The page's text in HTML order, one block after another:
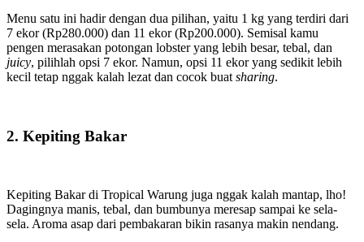
Menu satu ini hadir dengan dua pilihan, yaitu 1 kg yang terdiri dari
7 ekor (Rp280.000) dan 11 ekor (Rp200.000). Semisal kamu
pengen merasakan potongan lobster yang lebih besar, tebal, dan
juicy, pilihlah opsi 7 ekor. Namun, opsi 11 ekor yang sedikit lebih
kecil tetap nggak kalah lezat dan cocok buat sharing.
2. Kepiting Bakar
Kepiting Bakar di Tropical Warung juga nggak kalah mantap, lho!
Dagingnya manis, tebal, dan bumbunya meresap sampai ke sela-
sela. Aroma asap dari pembakaran bikin rasanya makin nendang.